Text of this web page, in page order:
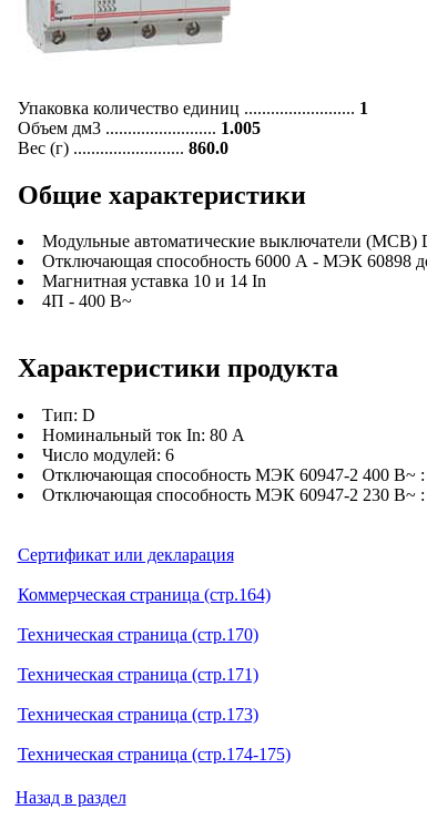
Упаковка количество единиц ......................... 1
Объем дм3 ......................... 1.005
Вес (г) ......................... 860.0
Общие характеристики
Модульные автоматические выключатели
Отключающая способность 6000 А - МЭК 60898
Магнитная уставка 10 и 14 In
4П - 400 В~
Характеристики продукта
Тип: D
Номинальный ток In: 80 А
Число модулей: 6
Отключающая способность МЭК 60947-2 400 В~ :
Отключающая способность МЭК 60947-2 230 В~ :
Сертификат или декларация
Коммерческая страница (стр.164)
Техническая страница (стр.170)
Техническая страница (стр.171)
Техническая страница (стр.173)
Техническая страница (стр.174-175)
Назад в раздел